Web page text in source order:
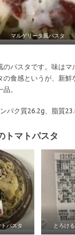
マルゲリータ風パスタ
のパスタです。味はマ
の食感というが、新鮮
。
パク質26.2g、脂質
トマトパスタ
パスタ とろけ